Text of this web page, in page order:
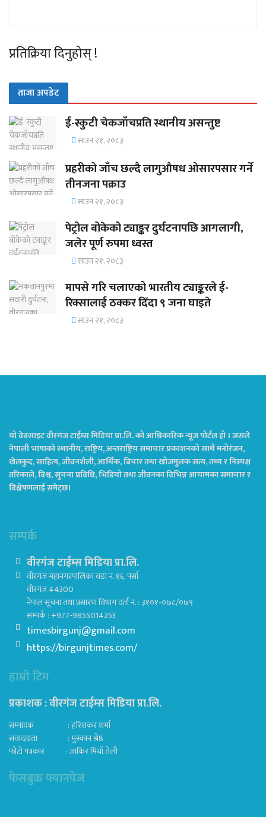
प्रतिक्रिया दिनुहोस् !
ताजा अपडेट
ई-स्कुटी चेकजाँचप्रति स्थानीय असन्तुष्ट
साउन २१, २०८३
प्रहरीको जाँच छल्दै लागुऔषध ओसारपसार गर्ने
तीनजना पक्राउ
साउन २१, २०८३
पेट्रोल बोकेको ट्याङ्कर दुर्घटनापछि आगलागी,
जलेर पूर्ण रुपमा ध्वस्त
साउन २१, २०८३
मापसे गरि चलाएको भारतीय ट्याङ्करले ई-
रिक्सालाई ठक्कर दिँदा ९ जना घाइते
साउन २१, २०८३
यो वेबसाइट वीरगंज टाईम्स मिडिया प्रा.लि. को आधिकारिक न्यूज पोर्टल हो । जसले
नेपाली भाषाको स्थानीय, राष्ट्रिय, अन्तराष्ट्रिय समाचार प्रकाशनको साथै मनोरंजन,
खेलकुद, साहित्य, जीवनशैली, आर्थिक, बिचार तथा खोजमुलक सत्य, तथ्य र निस्पक्ष
तरिकाले, विश्व, सुचना प्रविधि, भिडियो तथा जीवनका विभिन्न आयामका समाचार र
विश्लेषणलाई समेट्छ।
सम्पर्क
वीरगंज टाईम्स मिडिया प्रा.लि.
वीरगंज महानगरपालिका वडा नं. १६, पर्सा
वीरगंज 44300
नेपाल सूचना तथा प्रसारण विभाग दर्ता नं. : ३१०१-०७८/०७९
सम्पर्क : +977-9855014253
timesbirgunj@gmail.com
https://birgunjtimes.com/
हाम्रो टिम
प्रकाशक : वीरगंज टाईम्स मिडिया प्रा‍.लि.
सम्पादक : हरिशंकर शर्मा
संवाददाता : मुस्कान श्रेष्ठ
फोटो पत्रकार : जाकिर मियाँ तेली
फेसबुक फ्यानपेज